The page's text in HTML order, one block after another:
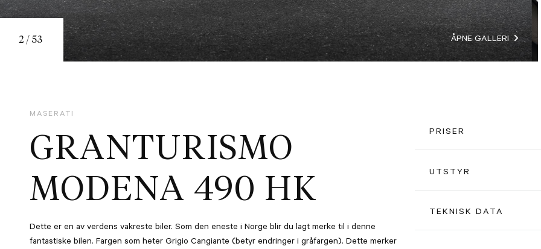
2 / 53 ÅPNE GALLERI
MASERATI
GRANTURISMO
MODENA 490 HK
Dette er en av verdens vakreste biler. Som den eneste i Norge blir du lagt merke til i denne
fantastiske bilen. Fargen som heter Grigio Cangiante (betyr endringer i gråfargen). Dette merker
PRISER
Pris
UTSTYR
Grigio Cangiante
TEKNISK DATA